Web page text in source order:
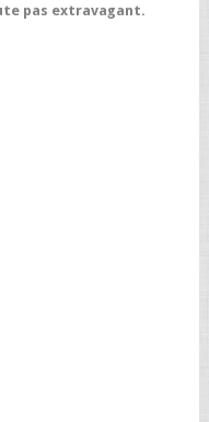
pas extravagant.